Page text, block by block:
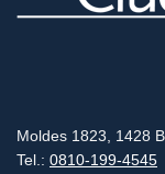
Moldes 1823, 1428
Tel.: 0810-199-4545